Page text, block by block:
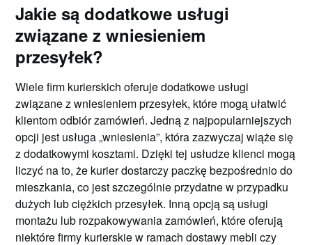
Jakie są dodatkowe usługi
związane z wniesieniem
przesyłek?
Wiele firm kurierskich oferuje dodatkowe usługi
związane z wniesieniem przesyłek, które mogą ułatwić
klientom odbiór zamówień. Jedną z najpopularniejszych
opcji jest usługa „wniesienia”, która zazwyczaj wiąże się
z dodatkowymi kosztami. Dzięki tej usłudze klienci mogą
liczyć na to, że kurier dostarczy paczkę bezpośrednio do
mieszkania, co jest szczególnie przydatne w przypadku
dużych lub ciężkich przesyłek. Inną opcją są usługi
montażu lub rozpakowywania zamówień, które oferują
niektóre firmy kurierskie w ramach dostawy mebli czy